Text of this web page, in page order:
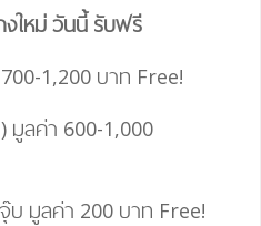
งใหม่ วันนี้ รับฟรี
1,200 บาท Free!
มูลค่า 600-1,000
บ มูลค่า 200 บาท Free!